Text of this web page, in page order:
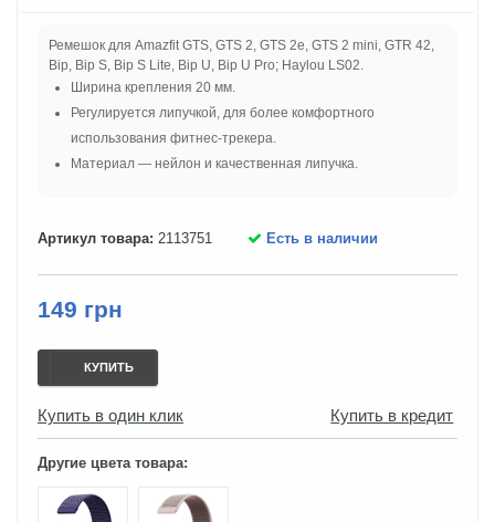
Ремешок для Amazfit GTS, GTS 2, GTS 2e, GTS 2 mini, GTR 42,
Bip, Bip S, Bip S Lite, Bip U, Bip U Pro; Haylou LS02.
Ширина крепления 20 мм.
Регулируется липучкой, для более комфортного
использования фитнес-трекера.
Материал — нейлон и качественная липучка.
Артикул товара: 2113751 Есть в наличии
149 грн
КУПИТЬ
Купить в один клик Купить в кредит
Другие цвета товара: